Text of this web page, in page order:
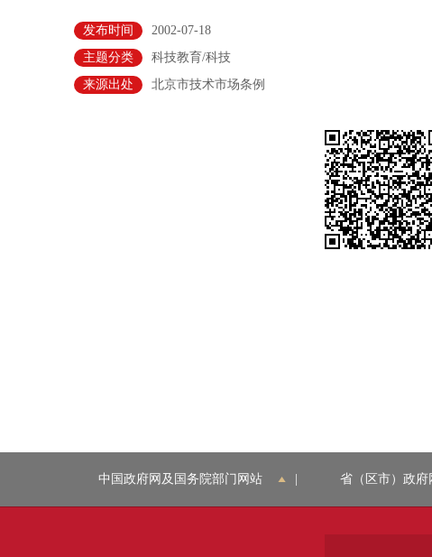
发布时间
2002-07-18
主题分类
科技教育/科技
来源出处
北京市技术市场条例
中国政府网及国务院部门网站 省（区市）政府